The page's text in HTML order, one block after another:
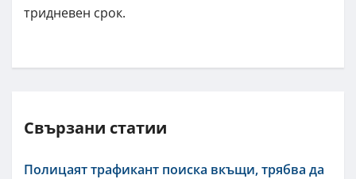
тридневен срок.
Свързани статии
Полицаят трафикант поиска вкъщи, трябва да